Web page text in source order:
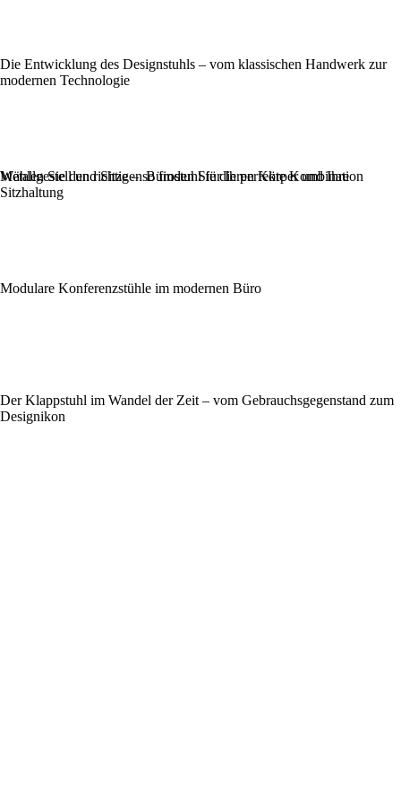
Die Entwicklung des Designstuhls – vom klassischen Handwerk zur
modernen Technologie
Metallgestell und Sitze – so finden Sie die perfekte Kombination
Modulare Konferenzstühle im modernen Büro
Der Klappstuhl im Wandel der Zeit – vom Gebrauchsgegenstand zum
Designikon
Wählen Sie den richtigen Bürostuhl für Ihren Körper und Ihre
Sitzhaltung